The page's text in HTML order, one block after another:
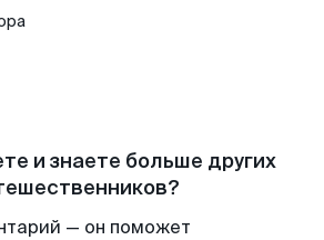
и знаете больше других
— он поможет